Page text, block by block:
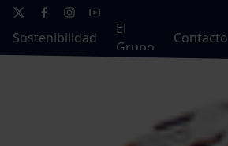
Sostenibilidad
El
Grupo
Contacto